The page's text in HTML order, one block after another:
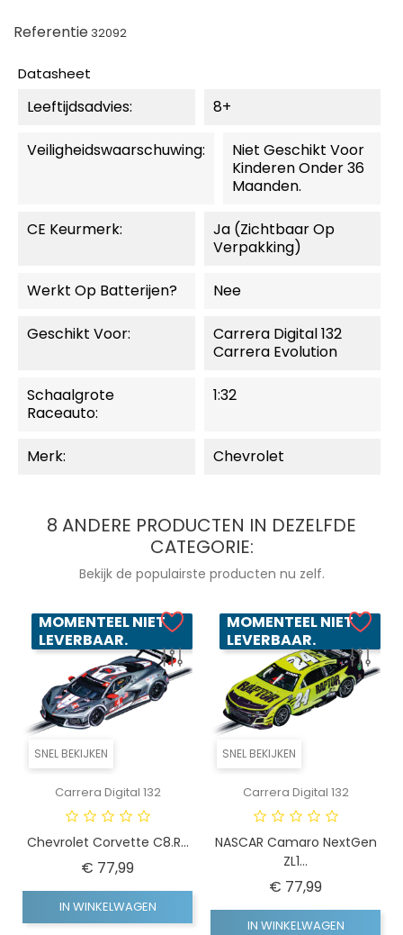
Referentie 32092
Datasheet
Leeftijdsadvies: 8+
Veiligheidswaarschuwing:
Niet Geschikt Voor
Kinderen Onder 36
Maanden.
CE Keurmerk:
Ja (zichtbaar Op
Verpakking)
Werkt Op Batterijen? Nee
Geschikt Voor:
Carrera Digital 132
Carrera Evolution
Schaalgrote
Raceauto:
1:32
Merk: Chevrolet
8 ANDERE PRODUCTEN IN DEZELFDE
CATEGORIE:
Bekijk de populairste producten nu zelf.
SNEL BEKIJKEN
MOMENTEEL NIET
LEVERBAAR.
Carrera Digital 132
Chevrolet Corvette C8.R...
€ 77,99Prijs
IN WINKELWAGEN
SNEL BEKIJKEN
MOMENTEEL NIET
LEVERBAAR.
Carrera Digital 132
NASCAR Camaro NextGen
ZL1...
€ 77,99Prijs
IN WINKELWAGEN